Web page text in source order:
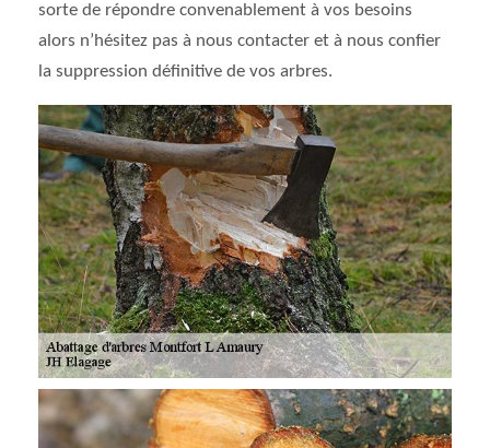
sorte de répondre convenablement à vos besoins
alors n’hésitez pas à nous contacter et à nous confier
la suppression définitive de vos arbres.